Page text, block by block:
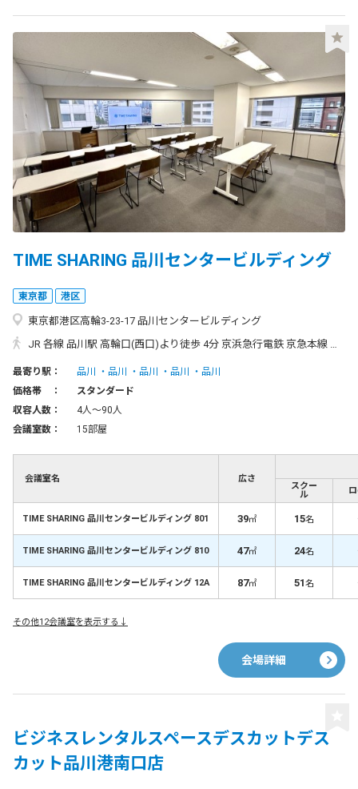
TIME SHARING 品川センタービルディング
東京都 港区
東京都港区高輪3-23-17 品川センタービルディング
JR 各線 品川駅 高輪口(西口)より徒歩 4分 京浜急行電鉄 京急本線 品川駅 高輪口より徒歩 4分 ◆品川駅 高輪口（西口）からのアクセス◆ 高輪口を出て右手の交番・歩道橋側に進みます。 道なりに進みセブンイレブン前の横断歩道を渡ります。 目の前の「りそな銀行」と「東急リバブル」の間にあるのが、当ビルになります。 ※シナガワサーフィスが目印になります。
最寄り駅： 品川 品川 品川 品川
品川
価格帯 ：
スタンダード
収容人数：
4人〜90人
会議室数：
15部屋
会議室名 広さ
スクー
ル
TIME SHARING 品川センタービルディング 801 39㎡ 15名
TIME SHARING 品川センタービルディング 810 47㎡ 24名
TIME SHARING 品川センタービルディング 12A 87㎡ 51名
その他12会議室を表示する↓
会場詳細
ビジネスレンタルスペースデスカットデス
カット品川港南口店